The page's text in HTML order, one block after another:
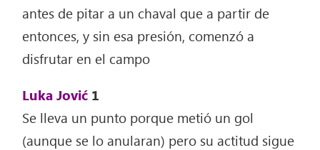
antes de pitar a un chaval que a partir de
entonces, y sin esa presión, comenzó a
disfrutar en el campo
Luka Jović 1
Se lleva un punto porque metió un gol
(aunque se lo anularan) pero su actitud sigue